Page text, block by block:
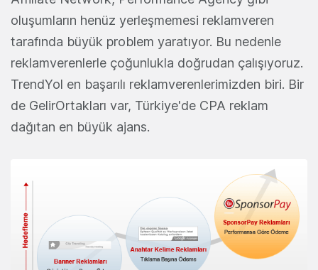
oluşumların henüz yerleşmemesi reklamveren
tarafında büyük problem yaratıyor. Bu nedenle
reklamverenlerle çoğunlukla doğrudan çalışıyoruz.
TrendYol en başarılı reklamverenlerimizden biri. Bir
de GelirOrtakları var, Türkiye'de CPA reklam
dağıtan en büyük ajans.